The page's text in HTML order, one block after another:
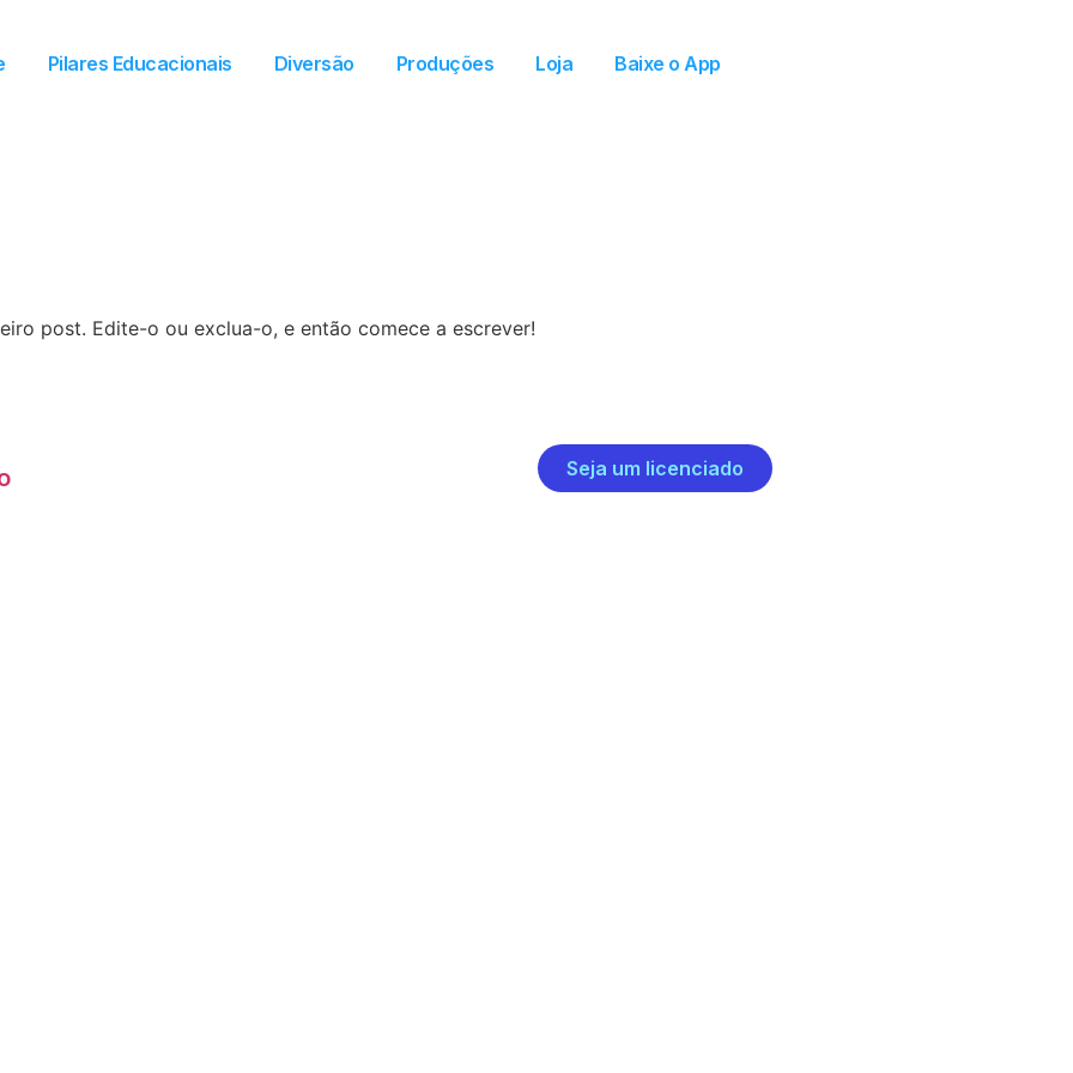
Pilares Educacionais Diversão Produções Loja Baixe o App
post. Edite-o ou exclua-o, e então comece a escrever!
Seja um licenciado